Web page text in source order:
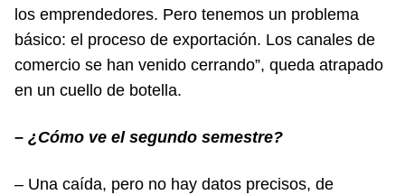
los emprendedores. Pero tenemos un problema
básico: el proceso de exportación. Los canales de
comercio se han venido cerrando”, queda atrapado
en un cuello de botella.
– ¿Cómo ve el segundo semestre?
– Una caída, pero no hay datos precisos, de